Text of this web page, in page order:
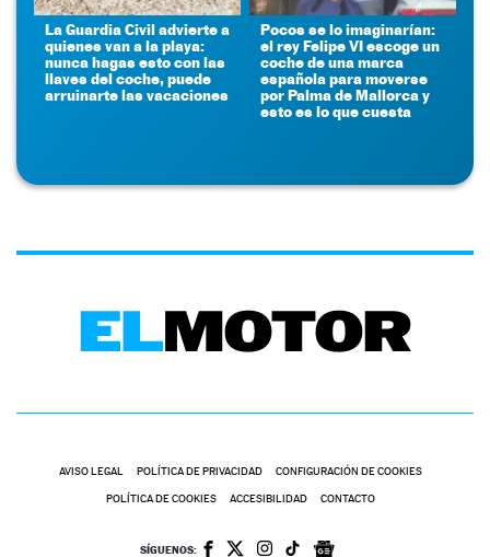
La Guardia Civil advierte a
quienes van a la playa:
nunca hagas esto con las
llaves del coche, puede
arruinarte las vacaciones
Pocos se lo imaginarían:
el rey Felipe VI escoge un
coche de una marca
española para moverse
por Palma de Mallorca y
esto es lo que cuesta
AVISO LEGAL POLÍTICA DE PRIVACIDAD CONFIGURACIÓN DE COOKIES
POLÍTICA DE COOKIES ACCESIBILIDAD CONTACTO
SÍGUENOS: